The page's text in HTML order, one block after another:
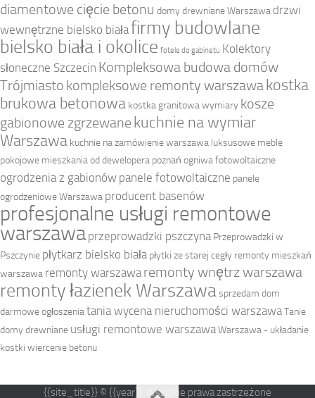
diamentowe cięcie betonu domy drewniane Warszawa drzwi
wewnętrzne bielsko białafirmy budowlane
bielsko biała i okolice fotele do gabinetu Kolektory
słoneczne Szczecin Kompleksowa budowa domów
Trójmiasto kompleksowe remonty warszawakostka
brukowa betonowa kostka granitowa wymiary kosze
gabionowe zgrzewane kuchnie na wymiar
Warszawa kuchnie na zamówienie warszawa luksusowe meble
pokojowe mieszkania od dewelopera poznań ogniwa fotowoltaiczne
ogrodzenia z gabionów panele fotowoltaiczne panele
ogrodzeniowe Warszawa producent basenów
profesjonalne usługi remontowe
warszawa przeprowadzki pszczyna Przeprowadzki w
Pszczynie płytkarz bielsko biała płytki ze starej cegły remonty mieszkań
warszawa remonty warszawa remonty wnętrz warszawa
remonty łazienek Warszawasprzedam dom
darmowe ogłoszeniatania wycena nieruchomości warszawaTanie
domy drewniane usługi remontowe warszawaWarszawa - układanie
kostki wiercenie betonu
{{site_title}} © {{year}}. Wszelkie prawa zastrzeżone